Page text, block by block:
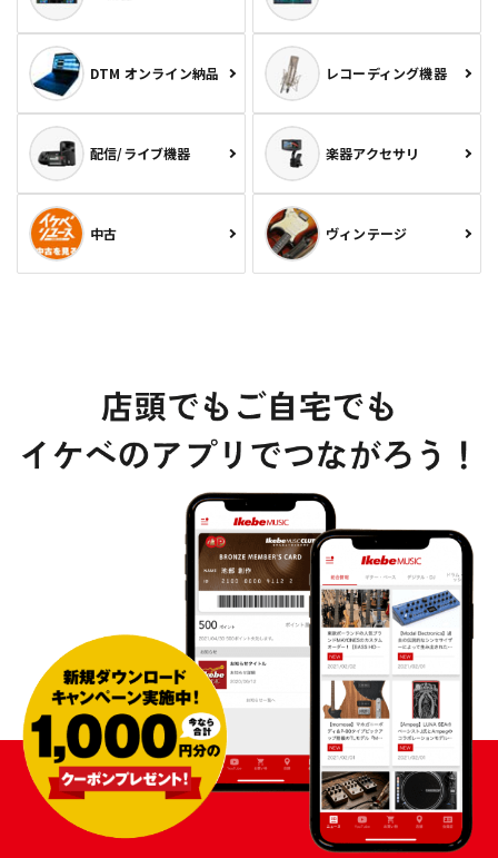
DTM オンライン納品 レコーディング機器
配信/ライブ機器 楽器アクセサリ
中古 ヴィンテージ